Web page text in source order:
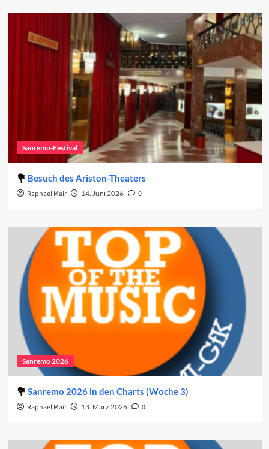
Sanremo-Festival
Besuch des Ariston-Theaters
Raphael Mair 14. Juni 2026 0
Sanremo 2026
Sanremo 2026 in den Charts (Woche 3)
Raphael Mair 13. März 2026 0